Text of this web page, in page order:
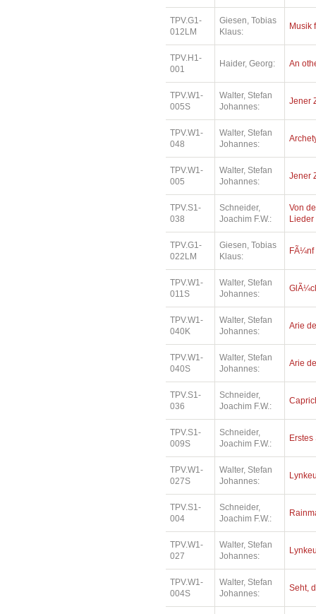
TPV.G1-
012LM
Giesen, Tobias
Klaus:
Musik
TPV.H1-
001
Haider, Georg: An
TPV.W1-
005S
Walter, Stefan
Johannes:
Jener
TPV.W1-
048
Walter, Stefan
Johannes:
TPV.W1-
005
Walter, Stefan
Johannes:
Jener
TPV.S1-
038
Schneider,
Joachim F.W.:
Von
Lieder
TPV.G1-
022LM
Giesen, Tobias
Klaus:
FÃ¼nf
TPV.W1-
011S
Walter, Stefan
Johannes:
TPV.W1-
040K
Walter, Stefan
Johannes:
Arie
TPV.W1-
040S
Walter, Stefan
Johannes:
Arie
TPV.S1-
036
Schneider,
Joachim F.W.:
TPV.S1-
009S
Schneider,
Joachim F.W.:
TPV.W1-
027S
Walter, Stefan
Johannes:
TPV.S1-
004
Schneider,
Joachim F.W.:
TPV.W1-
027
Walter, Stefan
Johannes:
TPV.W1-
004S
Walter, Stefan
Johannes:
Seht,